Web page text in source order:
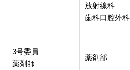
放射線科
歯科口腔外科
3号委員
薬剤師
薬剤部